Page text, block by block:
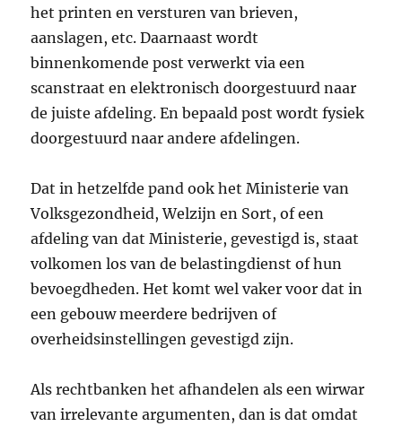
het printen en versturen van brieven,
aanslagen, etc. Daarnaast wordt
binnenkomende post verwerkt via een
scanstraat en elektronisch doorgestuurd naar
de juiste afdeling. En bepaald post wordt fysiek
doorgestuurd naar andere afdelingen.
Dat in hetzelfde pand ook het Ministerie van
Volksgezondheid, Welzijn en Sort, of een
afdeling van dat Ministerie, gevestigd is, staat
volkomen los van de belastingdienst of hun
bevoegdheden. Het komt wel vaker voor dat in
een gebouw meerdere bedrijven of
overheidsinstellingen gevestigd zijn.
Als rechtbanken het afhandelen als een wirwar
van irrelevante argumenten, dan is dat omdat